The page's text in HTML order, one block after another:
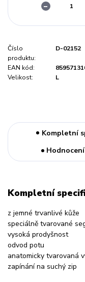
Číslo
produktu:
D-02152
EAN kód:
Velikost:
L
Kompletní
Hodnocení
Kompletní
z jemné trvanlivé kůže
speciálně tvarované
vysoká prodyšnost
odvod potu
anatomicky tvarovaná
zapínání na suchý zip